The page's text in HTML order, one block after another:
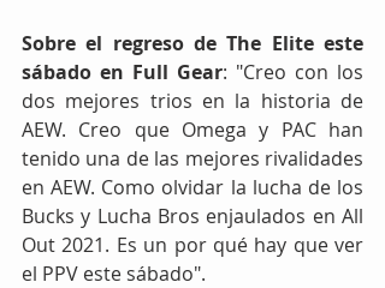
Sobre el regreso de The Elite este
sábado en Full Gear: "Creo con los
dos mejores trios en la historia de
AEW. Creo que Omega y PAC han
tenido una de las mejores rivalidades
en AEW. Como olvidar la lucha de los
Bucks y Lucha Bros enjaulados en All
Out 2021. Es un por qué hay que ver
el PPV este sábado".